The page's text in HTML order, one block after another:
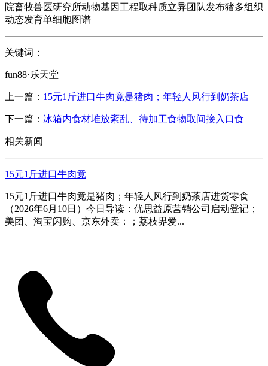
院畜牧兽医研究所动物基因工程取种质立异团队发布猪多组织
动态发育单细胞图谱
关键词：
fun88·乐天堂
上一篇： 15元1斤进口牛肉竟是猪肉；年轻人风行到奶茶店
下一篇： 冰箱内食材堆放紊乱、待加工食物取间接入口食
相关新闻
15元1斤进口牛肉竟
15元1斤进口牛肉竟是猪肉；年轻人风行到奶茶店进货零食
（2026年6月10日）今日导读：优思益原营销公司启动登记；
美团、淘宝闪购、京东外卖：；荔枝界爱...